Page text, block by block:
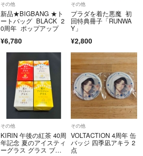
その他
新品★BIGBANG ★ト
ートバッグ BLACK 2
0周年 ポップアップ
¥6,780
その他
プラダを着た悪魔 初
回特典冊子「RUNWA
Y」
¥2,800
その他
KIRIN 午後の紅茶 40周
年記念 夏のアイスティ
ーグラス グラス ブル
その他
VOLTACTION 4周年 缶
バッジ 四季凪アキラ 2
点